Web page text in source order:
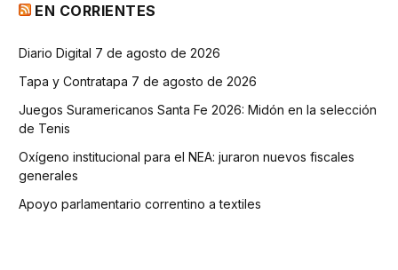
EN CORRIENTES
Diario Digital 7 de agosto de 2026
Tapa y Contratapa 7 de agosto de 2026
Juegos Suramericanos Santa Fe 2026: Midón en la selección
de Tenis
Oxígeno institucional para el NEA: juraron nuevos fiscales
generales
Apoyo parlamentario correntino a textiles